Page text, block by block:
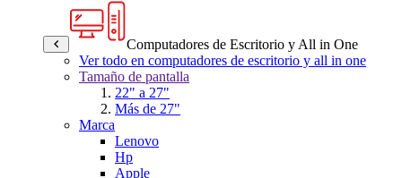
Computadores de Escritorio y All in One
Ver todo en computadores de escritorio y all in one
Tamaño de pantalla
22" a 27"
Más de 27"
Marca
Lenovo
Hp
Apple